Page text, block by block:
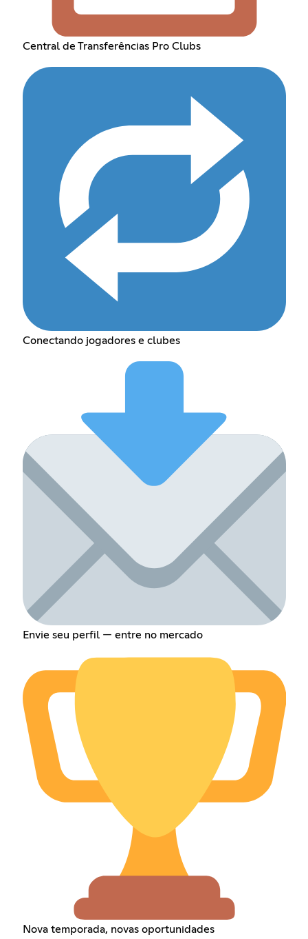
Central de Transferências Pro Clubs
Conectando jogadores e clubes
Envie seu perfil — entre no mercado
Nova temporada, novas oportunidades